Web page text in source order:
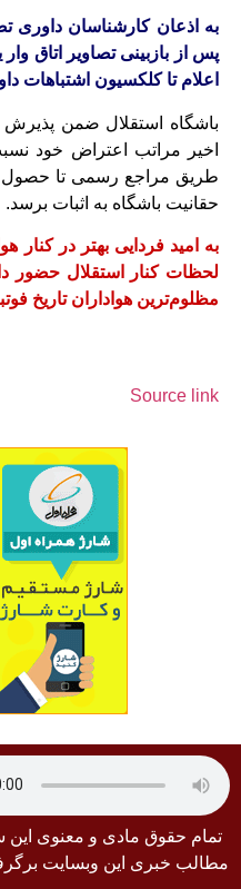
به اذعان کارشناسان داوری
پس از بازبینی تصاویر اتاق
اعلام تا کلکسیون اشتباهات
باشگاه استقلال ضمن
اخیر مراتب اعتراض خود
طریق مراجع رسمی تا حصول
حقانیت باشگاه به اثبات برسد.
به امید فردایی بهتر در کنار
لحظات کنار استقلال حضور
مظلوم‌ترین هواداران تاریخ
Source link
تمام حقوق مادی و معنوی
مطالب خبری این وبسایت